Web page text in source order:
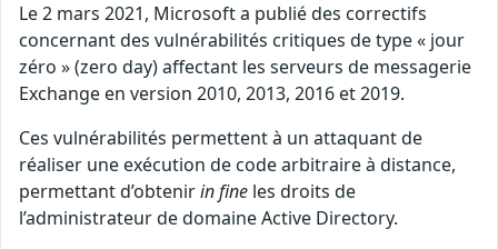
Le 2 mars 2021, Microsoft a publié des correctifs
concernant des vulnérabilités critiques de type « jour
zéro » (zero day) affectant les serveurs de messagerie
Exchange en version 2010, 2013, 2016 et 2019.
Ces vulnérabilités permettent à un attaquant de
réaliser une exécution de code arbitraire à distance,
permettant d’obtenirin fine les droits de
l’administrateur de domaine Active Directory.